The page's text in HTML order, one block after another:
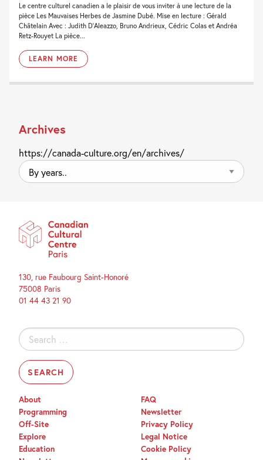
Le centre culturel canadien a le plaisir de vous inviter à une lecture de la
pièce Les Mauvaises Herbes de Jasmine Dubé. Mise en lecture : Gérald
Châtelain Avec : Judith D’Aleazzo, Bruno Andrieux, Cédric Colas et Andréa
Retz-Rouyet La pièce...
LEARN MORE
Archives
https://canada-culture.org/en/archives/
By
years..
130, rue Faubourg Saint-Honoré
75008 Paris
01 44 43 21 90
Search
for:
About
Programming
Off-Site
Explore
Education
FAQ
Newsletter
Privacy Policy
Legal Notice
Cookie Policy